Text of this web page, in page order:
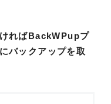
ればBackWPupプ
バックアップを取